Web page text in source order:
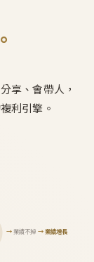
享、會帶人，
利引擎。
→業績不掉 →業績增長